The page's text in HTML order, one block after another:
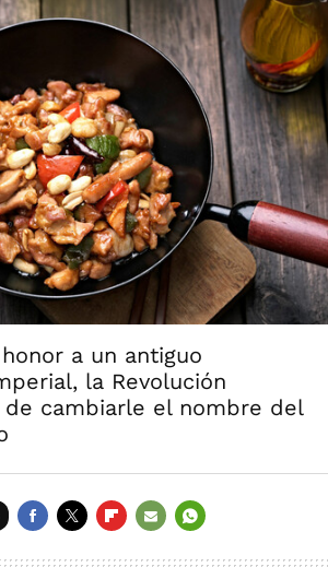
a un antiguo
la Revolución
cambiarle el nombre del